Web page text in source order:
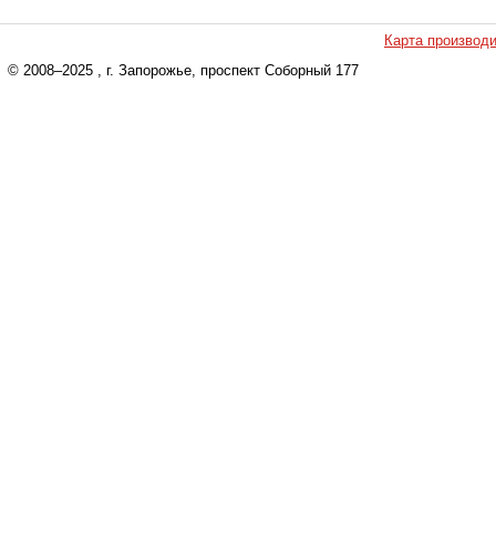
Карта
© 2008–2025 , г. Запорожье, проспект Соборный 177